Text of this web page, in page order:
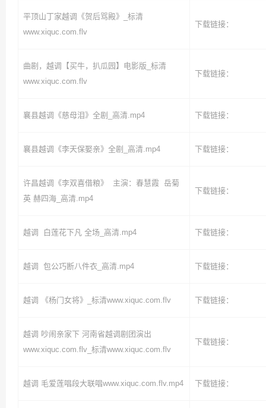
平顶山丁家越调《贺后骂殿》_标清
www.xiquc.com.flv
下载链接：
曲剧，越调【买牛，扒瓜园】电影版_标清
www.xiquc.com.flv
下载链接：
襄县越调《慈母泪》全剧_高清.mp4 下载链接：
襄县越调《李天保娶亲》全剧_高清.mp4 下载链接：
许昌越调《李双喜借粮》 主演：春慧霞 岳菊
英 赫四海_高清.mp4
下载链接：
越调 白莲花下凡 全场_高清.mp4 下载链接：
越调 包公巧断八件衣_高清.mp4 下载链接：
越调 《杨门女将》_标清www.xiquc.com.flv 下载链接：
越调 吵闹亲家下 河南省越调剧团演出
www.xiquc.com.flv_标清www.xiquc.com.flv
下载链接：
越调 毛爱莲唱段大联唱www.xiquc.com.flv.mp4 下载链接：